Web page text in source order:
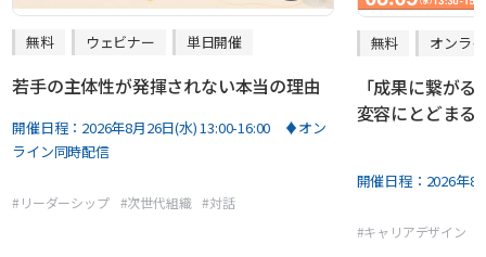
無料 ウェビナー 単日開催
若手の主体性が発揮されない本当の理由
開催日程： 2026年8月26日(水) 13:00-16:00 ♦オン
ライン同時配信
# リーダーシップ #次世代組織 #対話
無料 オンラ
「成果に繋が
変容にとどまる
開催日程： 2026年8
#キャリアデザイン